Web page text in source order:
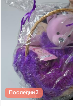
Последний